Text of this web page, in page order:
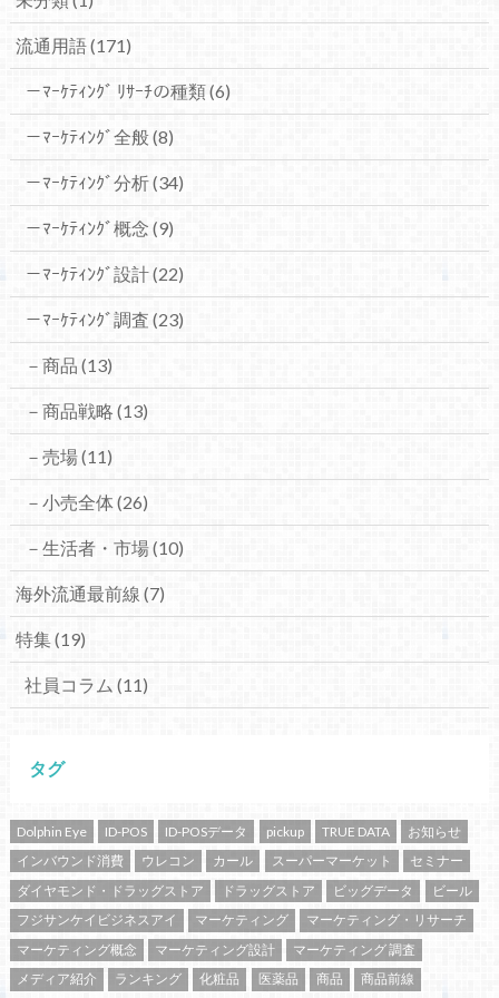
流通用語(171)
－ﾏｰｹﾃｨﾝｸﾞ ﾘｻｰﾁの種類(6)
－ﾏｰｹﾃｨﾝｸﾞ全般(8)
－ﾏｰｹﾃｨﾝｸﾞ分析(34)
－ﾏｰｹﾃｨﾝｸﾞ概念 (9)
－ﾏｰｹﾃｨﾝｸﾞ設計(22)
－ﾏｰｹﾃｨﾝｸﾞ調査 (23)
－商品 (13)
－商品戦略 (13)
－売場(11)
－小売全体(26)
－生活者・市場(10)
海外流通最前線 (7)
特集(19)
社員コラム (11)
タグ
Dolphin Eye ID-POS ID-POSデータ pickup TRUE DATA
お知らせ
インバウンド消費
ウレコン カール スーパーマーケット
セミナー
ダイヤモンド・ドラッグストア
ドラッグストア ビッグデータ
ビール
フジサンケイビジネスアイ
マーケティング
マーケティング・リサーチ
マーケティング概念
マーケティング設計
マーケティング 調査
メディア紹介
ランキング 化粧品 医薬品 商品 商品前線